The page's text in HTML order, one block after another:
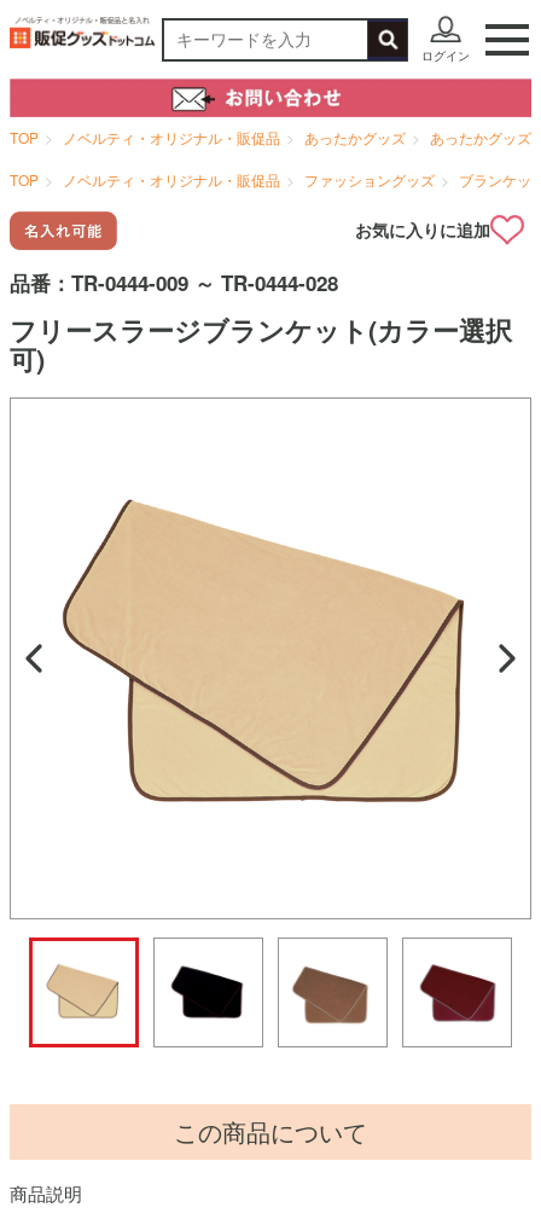
ログイン
TOP ノベルティ・オリジナル・販促品 あったかグッズ あったかグッズ
TOP ノベルティ・オリジナル・販促品 ファッショングッズ ブランケッ
お気に入りに追加
品番： TR-0444-009 ～ TR-0444-028
フリースラージブランケット(カラー選択
可)
この商品について
商品説明